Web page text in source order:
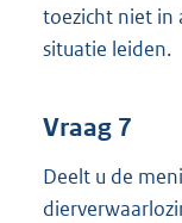
toezicht niet in
situatie leiden.
Vraag 7
Deelt u de